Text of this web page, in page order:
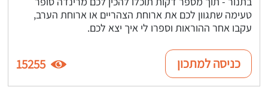
טעימה שתגוון לכם את ארוחת הצהריים או ארוחת הערב,
עקבו אחר ההוראות וספרו לי איך יצא לכם.
כניסה למתכון 15255